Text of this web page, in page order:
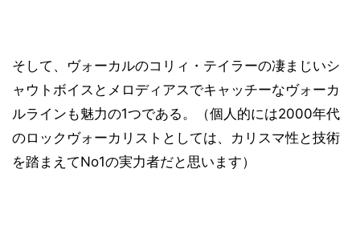
そして、ヴォーカルのコリィ・テイラーの凄まじいシ
ャウトボイスとメロディアスでキャッチーなヴォーカ
ルラインも魅力の1つである。（個人的には2000年代
のロックヴォーカリストとしては、カリスマ性と技術
を踏まえてNo1の実力者だと思います）